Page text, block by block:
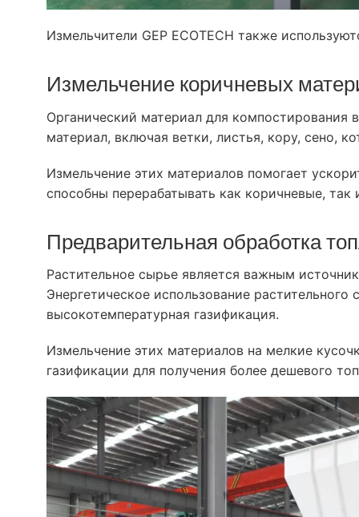
Измельчители GEP ECOTECH также
Измельчение коричневых
Органический материал для
материал, включая ветки, листья, кору, сено,
Измельчение этих материалов помогает
способны перерабатывать как коричневые,
Предварительная обработка
Растительное сырье является важным
Энергетическое использование
высокотемпературная газификация.
Измельчение этих материалов на мелкие
газификации для получения более дешевого